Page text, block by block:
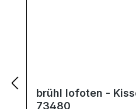
brühl lofoten -
73480